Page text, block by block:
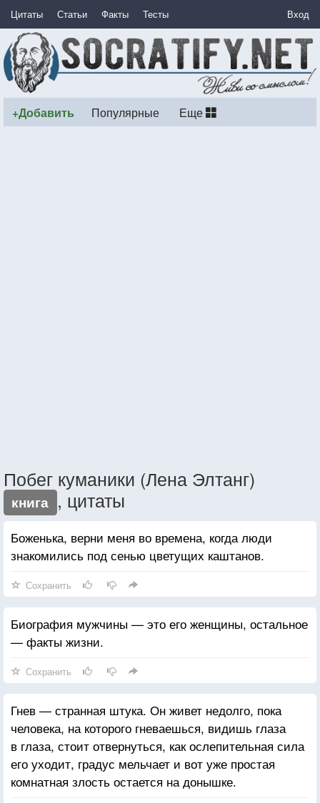
Цитаты Статьи Факты Тесты Вход
+Добавить Популярные Еще
Побег куманики (Лена Элтанг)
книга , цитаты
Боженька, верни меня во времена, когда люди
знакомились под сенью цветущих каштанов.
Сохранить
Биография мужчины — это его женщины, остальное
— факты жизни.
Сохранить
Гнев — странная штука. Он живет недолго, пока
человека, на которого гневаешься, видишь глаза
в глаза, стоит отвернуться, как ослепительная сила
его уходит, градус мельчает и вот уже простая
комнатная злость остается на донышке.